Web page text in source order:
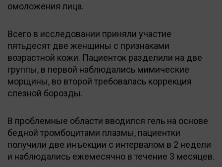
омоложения лица.
Всего в исследовании приняли участие
пятьдесят две женщины с признаками
возрастной кожи. Пациенток разделили на две
группы, в первой наблюдались мимические
морщины, во второй требовалась коррекция
слезной борозды.
В проблемные области вводился гель на основе
бедной тромбоцитами плазмы, пациентки
получили две инъекции с интервалом в 2 недели
и наблюдались ежемесячно в течение 3 месяцев.